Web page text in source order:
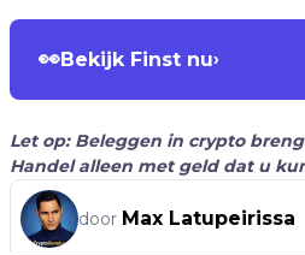
👀Bekijk Finst nu›
Let op: Beleggen in crypto
Handel alleen met geld dat u
door Max Latupeirissa